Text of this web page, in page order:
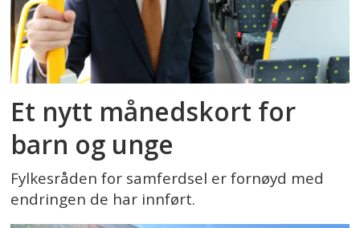
Et nytt månedskort for
barn og unge
Fylkesråden for samferdsel er fornøyd med
endringen de har innført.